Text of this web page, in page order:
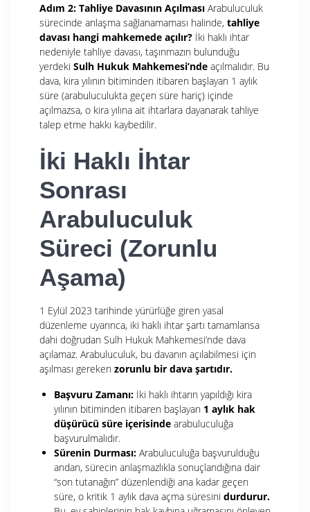
Adım 2: Tahliye Davasının Açılması Arabuluculuk
sürecinde anlaşma sağlanamaması halinde, tahliye
davası hangi mahkemede açılır? İki haklı ihtar
nedeniyle tahliye davası, taşınmazın bulunduğu
yerdeki Sulh Hukuk Mahkemesi’nde açılmalıdır. Bu
dava, kira yılının bitiminden itibaren başlayan 1 aylık
süre (arabuluculukta geçen süre hariç) içinde
açılmazsa, o kira yılına ait ihtarlara dayanarak tahliye
talep etme hakkı kaybedilir.
İki Haklı İhtar
Sonrası
Arabuluculuk
Süreci (Zorunlu
Aşama)
1 Eylül 2023 tarihinde yürürlüğe giren yasal
düzenleme uyarınca, iki haklı ihtar şartı tamamlansa
dahi doğrudan Sulh Hukuk Mahkemesi’nde dava
açılamaz. Arabuluculuk, bu davanın açılabilmesi için
aşılması gereken zorunlu bir dava şartıdır.
Başvuru Zamanı: İki haklı ihtarın yapıldığı kira
yılının bitiminden itibaren başlayan 1 aylık hak
düşürücü süre içerisinde arabuluculuğa
başvurulmalıdır.
Sürenin Durması: Arabuluculuğa başvurulduğu
andan, sürecin anlaşmazlıkla sonuçlandığına dair
“son tutanağın” düzenlendiği ana kadar geçen
süre, o kritik 1 aylık dava açma süresini durdurur.